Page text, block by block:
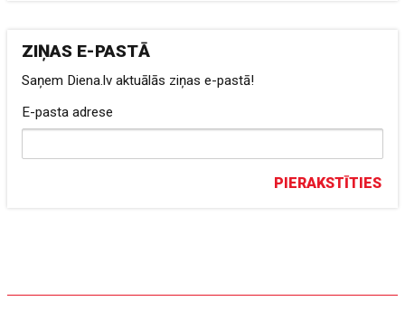
ZIŅAS E-PASTĀ
Saņem Diena.lv aktuālās ziņas e-pastā!
E-pasta adrese
PIERAKSTĪTIES